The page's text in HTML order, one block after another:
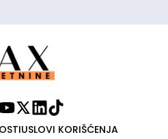
USLOVI KORIŠĆENJA